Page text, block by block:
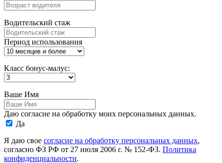
Водительский стаж
Период использования
Класс бонус-малус:
Ваше Имя
Даю согласие на обработку моих персональных данных.
Да
Я даю свое согласие на обработку персональных данных,
согласно ФЗ РФ от 27 июля 2006 г. № 152-ФЗ. Политика
конфиденциальности.